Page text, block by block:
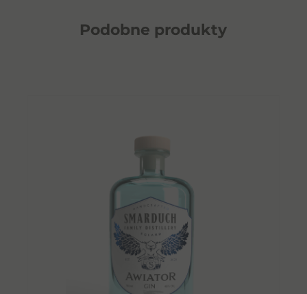
Podobne produkty